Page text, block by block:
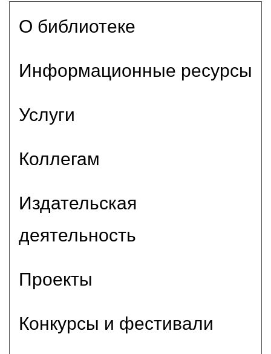
О библиотеке
Информационные ресурсы
Услуги
Коллегам
Издательская
деятельность
Проекты
Конкурсы и фестивали